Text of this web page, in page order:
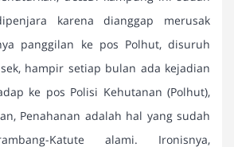
karena dianggap merusak
panggilan ke pos Polhut, disuruh
hampir setiap bulan ada kejadian
ke pos Polisi Kehutanan (Polhut),
Penahanan adalah hal yang sudah
Katute alami. Ironisnya,